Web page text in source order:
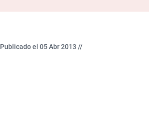
Publicado el 05 Abr 2013 //